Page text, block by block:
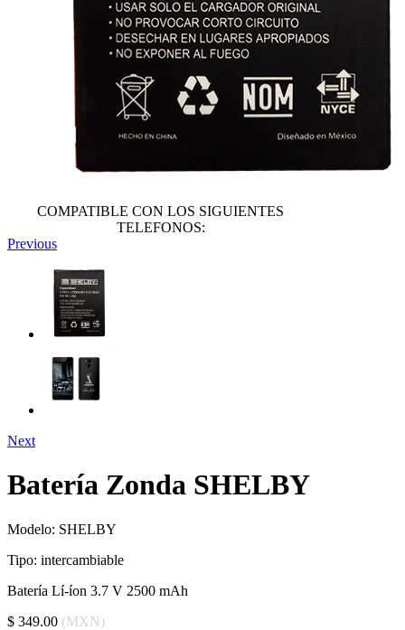
COMPATIBLE CON LOS SIGUIENTES
TELEFONOS:
Previous
Next
Batería Zonda SHELBY
Modelo: SHELBY
Tipo: intercambiable
Batería Lí-íon 3.7 V 2500 mAh
$ 349.00 (MXN)